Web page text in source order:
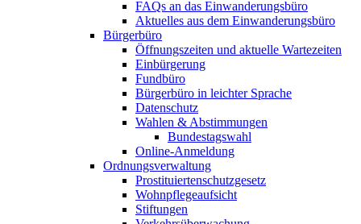
FAQs an das Einwanderungsbüro
Aktuelles aus dem Einwanderungsbüro
Bürgerbüro
Öffnungszeiten und aktuelle Wartezeiten
Einbürgerung
Fundbüro
Bürgerbüro in leichter Sprache
Datenschutz
Wahlen & Abstimmungen
Bundestagswahl
Online-Anmeldung
Ordnungsverwaltung
Prostituiertenschutzgesetz
Wohnpflegeaufsicht
Stiftungen